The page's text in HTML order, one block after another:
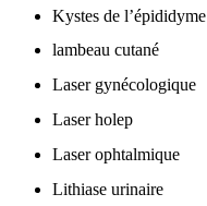
Kystes de l’épididyme
lambeau cutané
Laser gynécologique
Laser holep
Laser ophtalmique
Lithiase urinaire